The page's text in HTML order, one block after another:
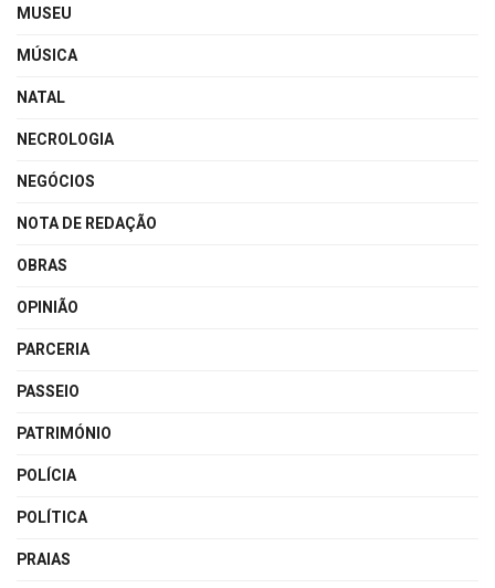
MUSEU
MÚSICA
NATAL
NECROLOGIA
NEGÓCIOS
NOTA DE REDAÇÃO
OBRAS
OPINIÃO
PARCERIA
PASSEIO
PATRIMÓNIO
POLÍCIA
POLÍTICA
PRAIAS